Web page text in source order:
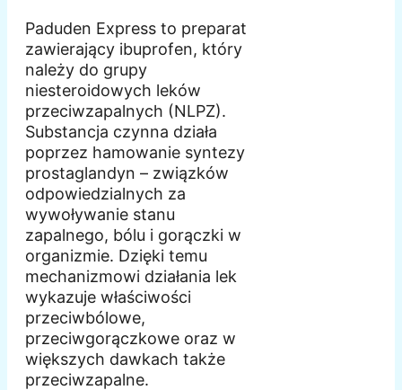
Paduden Express to preparat
zawierający ibuprofen, który
należy do grupy
niesteroidowych leków
przeciwzapalnych (NLPZ).
Substancja czynna działa
poprzez hamowanie syntezy
prostaglandyn – związków
odpowiedzialnych za
wywoływanie stanu
zapalnego, bólu i gorączki w
organizmie. Dzięki temu
mechanizmowi działania lek
wykazuje właściwości
przeciwbólowe,
przeciwgorączkowe oraz w
większych dawkach także
przeciwzapalne.